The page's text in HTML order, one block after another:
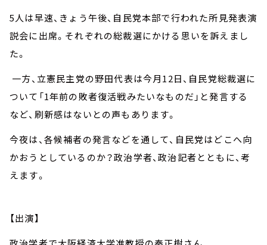
5人は早速、きょう午後、自民党本部で行われた所見発表演
説会に出席。それぞれの総裁選にかける思いを訴えまし
た。
一方、立憲民主党の野田代表は今月12日、自民党総裁選に
ついて「1年前の敗者復活戦みたいなものだ」と発言する
など、刷新感はないとの声もあります。
今夜は、各候補者の発言などを通して、自民党はどこへ向
かおうとしているのか？政治学者、政治記者とともに、考
えます。
【出演】